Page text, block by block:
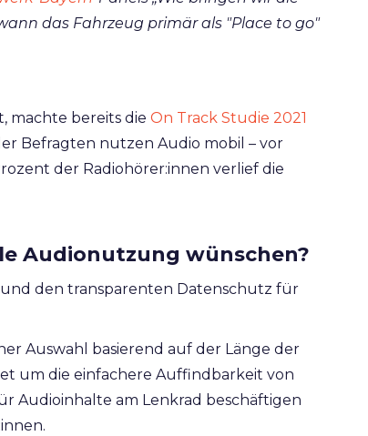
das Fahrzeug primär als "Place to go"
machte bereits die On Track Studie 2021
Befragten nutzen Audio mobil – vor
der Radiohörer:innen verlief die
Audionutzung wünschen?
den transparenten Datenschutz für
Auswahl basierend auf der Länge der
um die einfachere Auffindbarkeit von
Audioinhalte am Lenkrad beschäftigen